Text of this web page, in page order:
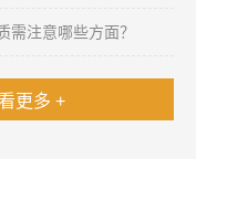
需注意哪些方面？
更多 +